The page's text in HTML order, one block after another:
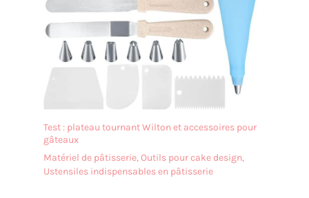
Test : plateau tournant Wilton et accessoires pour
gâteaux
Matériel de pâtisserie,Outils pour cake design,
Ustensiles indispensables en pâtisserie